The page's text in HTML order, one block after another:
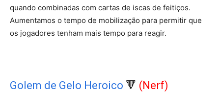
quando combinadas com cartas de iscas de feitiços.
Aumentamos o tempo de mobilização para permitir que
os jogadores tenham mais tempo para reagir.
Golem de Gelo Heroico 🔻 (Nerf)